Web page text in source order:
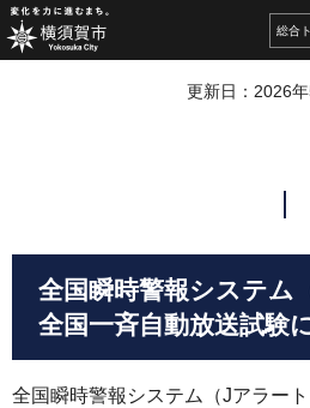
総合
更新日：2026
全国瞬時警報システム
全国一斉自動放送試験
全国瞬時警報システム（Jアラー